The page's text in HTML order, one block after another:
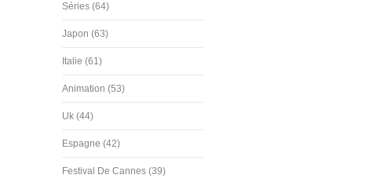
Séries (64)
Japon (63)
Italie (61)
Animation (53)
Uk (44)
Espagne (42)
Festival De Cannes (39)